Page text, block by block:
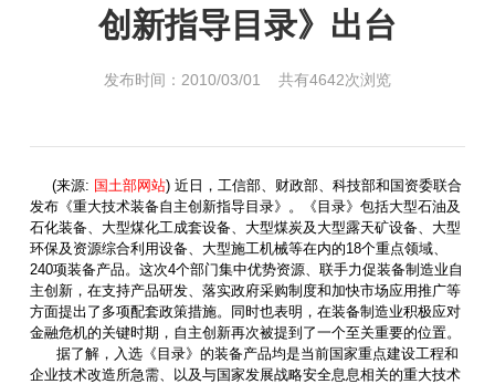
创新指导目录》出台
发布时间：2010/03/01 共有4642次浏览
(来源: 国土部网站) 近日，工信部、财政部、科技部和国资委联合
发布《重大技术装备自主创新指导目录》。《目录》包括大型石油及
石化装备、大型煤化工成套设备、大型煤炭及大型露天矿设备、大型
环保及资源综合利用设备、大型施工机械等在内的18个重点领域、
240项装备产品。这次4个部门集中优势资源、联手力促装备制造业自
主创新，在支持产品研发、落实政府采购制度和加快市场应用推广等
方面提出了多项配套政策措施。同时也表明，在装备制造业积极应对
金融危机的关键时期，自主创新再次被提到了一个至关重要的位置。
据了解，入选《目录》的装备产品均是当前国家重点建设工程和
企业技术改造所急需、以及与国家发展战略安全息息相关的重大技术